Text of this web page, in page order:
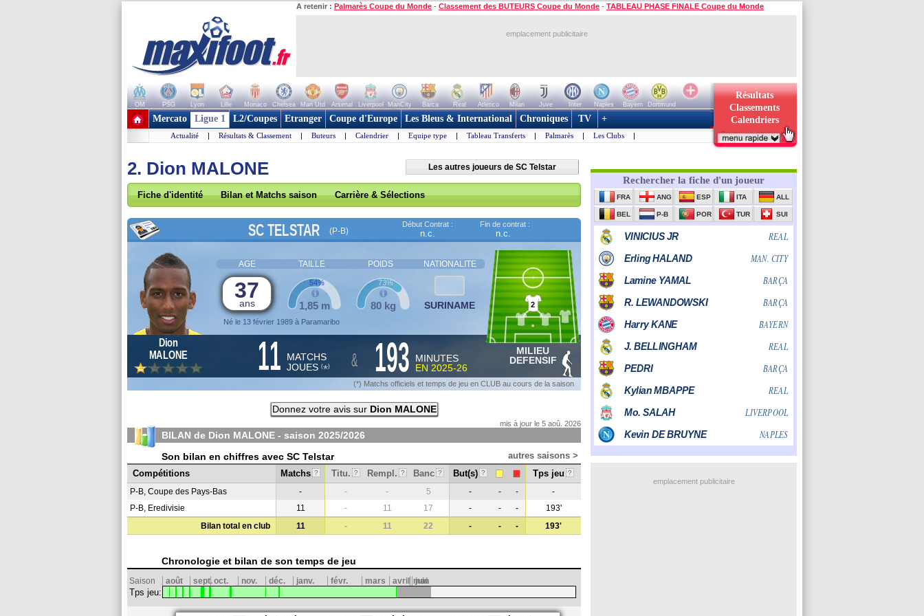
A retenir : Palmarès Coupe du Monde - Classement des BUTEURS Coupe du Monde - TABLEAU PHASE FINALE Coupe du Monde
emplacement publicitaire
OM PSG Lyon Lille Monaco Chelsea Man Utd Arsenal Liverpool ManCity Barca Real Atletico Milan Juve Inter Naples Bayern
Dortmund
+ de clubs
Résultats
Classements
Calendriers
Mercato Ligue 1 L2/Coupes Etranger Coupe d'Europe Les Bleus & International Chroniques TV +
Actualité | Résultats & Classement | Buteurs | Calendrier | Equipe type | Tableau Transferts | Palmarès | Les Clubs |
2. Dion MALONE Les autres joueurs de SC Telstar
Fiche d'identité Bilan et Matchs saison Carrière & Sélections
SC TELSTAR (P-B)
Début Contrat :
n.c.
Fin de contrat :
n.c.
AGE TAILLE POIDS NATIONALITE
37
ans
Né le 13 février 1989 à Paramaribo
1,85 m
54%
80 kg
73%
SURINAME 2
Dion
MALONE
11 MATCHS
JOUES (*) & 193
MINUTES
EN 2025-26
MILIEU
DEFENSIF
(*) Matchs officiels et temps de jeu en CLUB au cours de la saison
Donnez votre avis sur Dion MALONE
mis à jour le 5 aoû. 2026
BILAN de Dion MALONE - saison 2025/2026
Son bilan en chiffres avec SC Telstar
autres saisons >
Compétitions
Matchs ? Titu. ? Rempl. ? Banc ? But(s) ? Tps jeu ?
P-B, Coupe des Pays-Bas - - - 5 - - -
-
P-B, Eredivisie
11 - 11 17 - - -
193'
Bilan total en club
11 - 11 22 - - - 193'
Chronologie et bilan de son temps de jeu
Saison août sept.oct. nov. déc. janv. févr. mars avril mai
juin
Tps jeu:
emplacement publicitaire